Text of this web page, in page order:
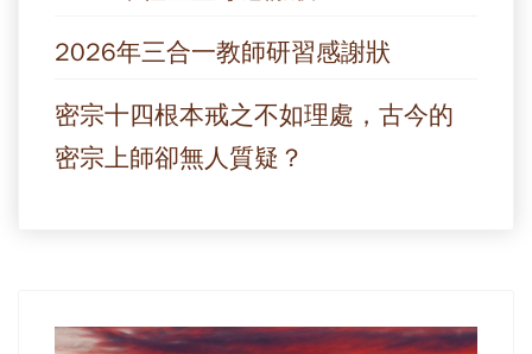
2026年三合一教師研習感謝狀
密宗十四根本戒之不如理處，古今的
密宗上師卻無人質疑？